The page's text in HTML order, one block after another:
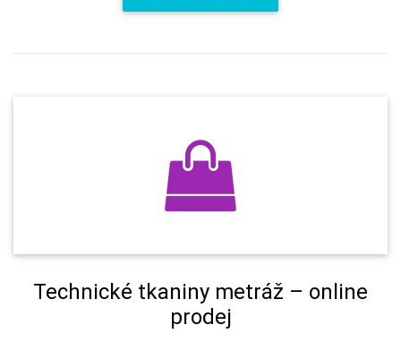
Technické tkaniny metráž – online
prodej